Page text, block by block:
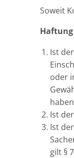
Soweit
Ist
oder
Ist
Ist
gilt §